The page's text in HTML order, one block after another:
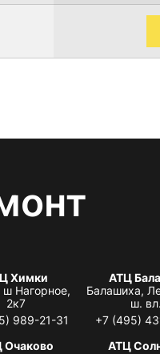
Химки
Нагорное,
2к7
989-21-31
АТЦ
Балашиха,
ш.
+7 (495)
Очаково
АТЦ